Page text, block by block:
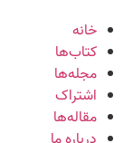
خانه
کتاب‌ها
مجله‌ها
اشتراک
مقاله‌ها